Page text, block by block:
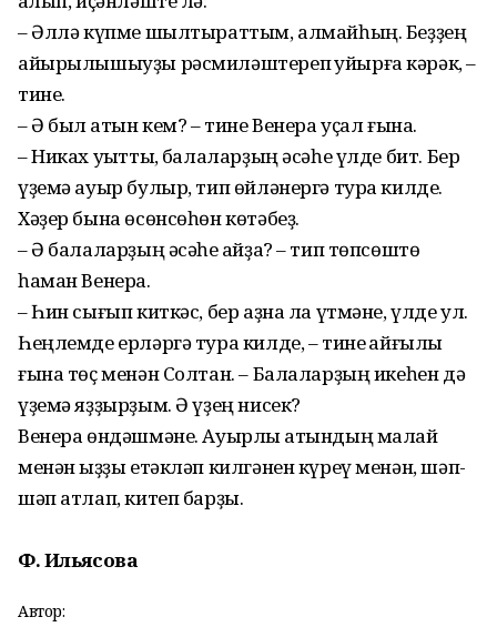
– Әллә күпме шылтыраттым, алмайһың. Беҙҙең
айырылышыуҙы рәсмиләштереп ҡуйырға кәрәк, –
тине.
– Ә был ҡатын кем? – тине Венера уҫал ғына.
– Никах уҡыттыҡ, балаларҙың әсәһе үлде бит. Бер
үҙемә ауыр булыр, тип өйләнергә тура килде.
Хәҙер бына өсөнсөһөн көтәбеҙ.
– Ә балаларҙың әсәһе ҡайҙа? – тип төпсөштө
һаман Венера.
– Һин сығып киткәс, бер аҙна ла үтмәне, үлде ул.
Һеңлемде ерләргә тура килде, – тине ҡайғылы
ғына төҫ менән Солтан. – Балаларҙың икеһен дә
үҙемә яҙҙырҙым. Ә үҙең нисек?
Венера өндәшмәне. Ауырлы ҡатындың малай
менән ҡыҙҙы етәкләп килгәнен күреү менән, шәп-
шәп атлап, китеп барҙы.
Ф. Ильясова
Автор: